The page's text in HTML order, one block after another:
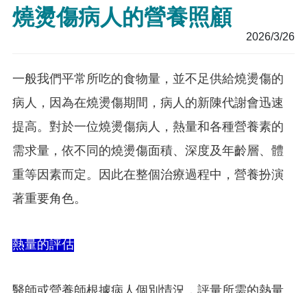
燒燙傷病人的營養照顧
2026/3/26
一般我們平常所吃的食物量，並不足供給燒燙傷的
病人，因為在燒燙傷期間，病人的新陳代謝會迅速
提高。對於一位燒燙傷病人，熱量和各種營養素的
需求量，依不同的燒燙傷面積、深度及年齡層、體
重等因素而定。因此在整個治療過程中，營養扮演
著重要角色。
熱量的評估